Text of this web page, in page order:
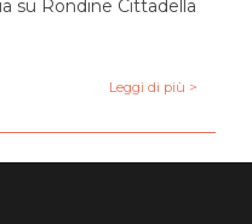
su Rondine Cittadella
Leggi di più >